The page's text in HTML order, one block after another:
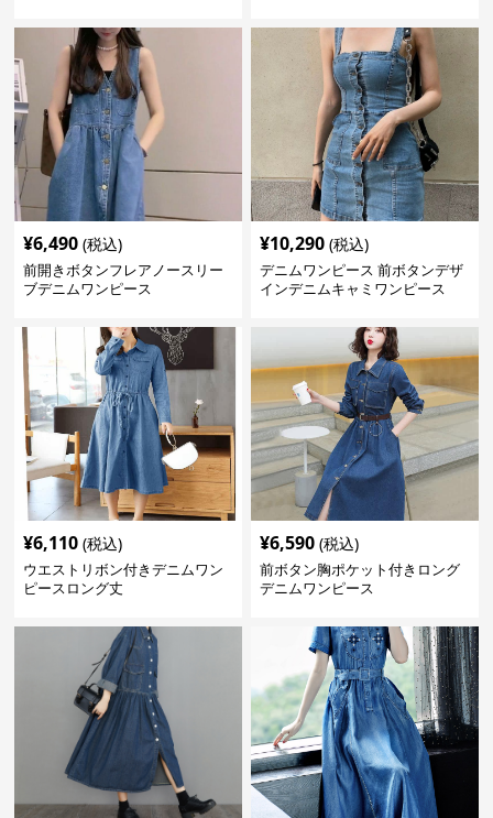
¥6,490 (税込)
前開きボタンフレアノースリー
ブデニムワンピース
¥10,290 (税込)
デニムワンピース 前ボタンデザ
インデニムキャミワンピース
¥6,110 (税込)
ウエストリボン付きデニムワン
ピースロング丈
¥6,590 (税込)
前ボタン胸ポケット付きロング
デニムワンピース